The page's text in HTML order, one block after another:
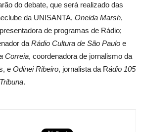
do debate, que será realizado das
da UNISANTA, Oneida Marsh,
de programas de Rádio;
da Rádio Cultura de São Paulo e
Correia, coordenadora de jornalismo da
e Odinei Ribeiro, jornalista da Rádio 105
.